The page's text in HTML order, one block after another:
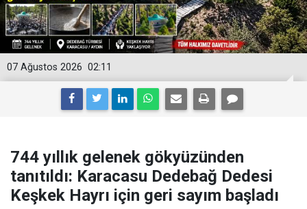
02:11
07 Ağustos 2026
744 yıllık gelenek gökyüzünden
tanıtıldı: Karacasu Dedebağ Dedesi
Keşkek Hayrı için geri sayım başladı